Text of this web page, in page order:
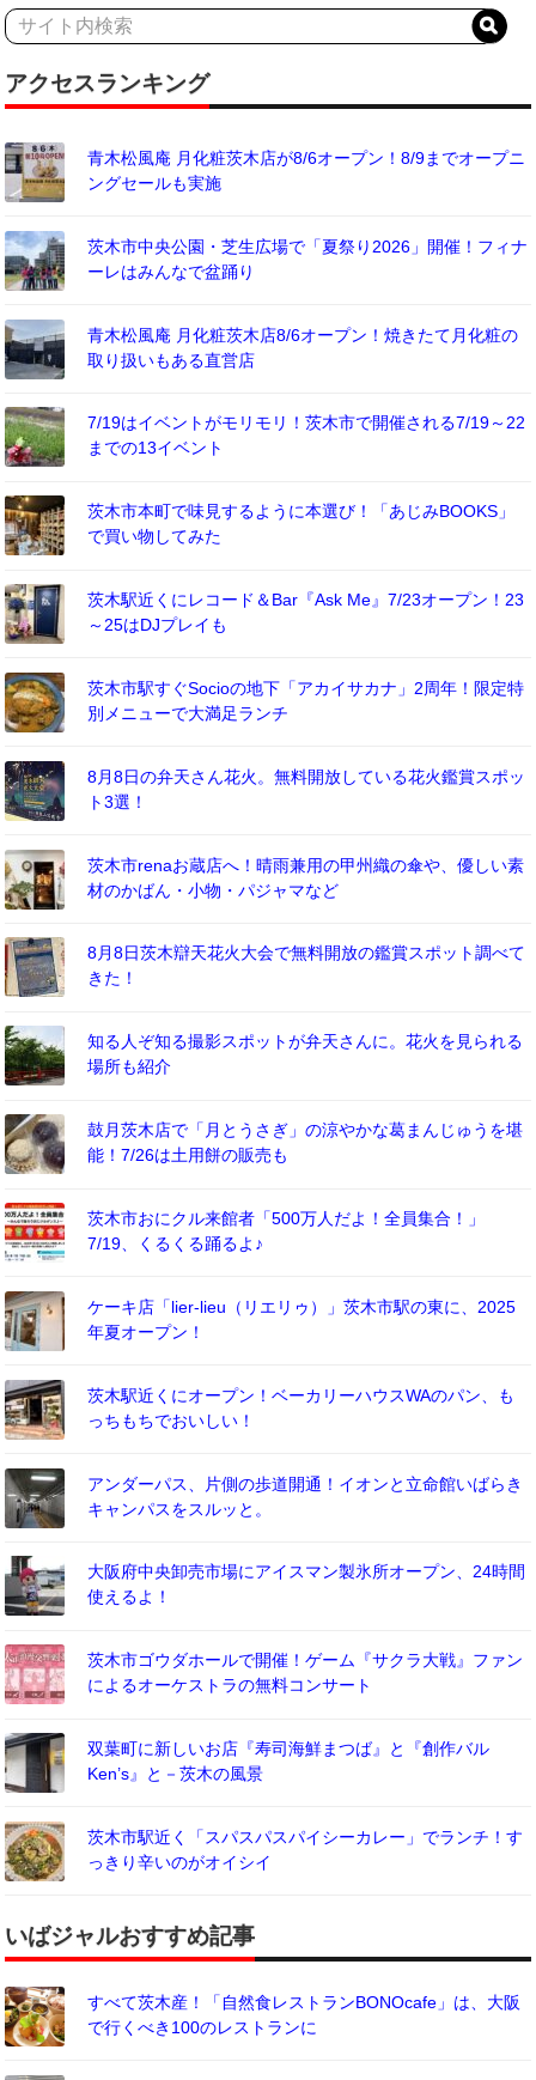
アクセスランキング
青木松風庵 月化粧茨木店が8/6オープン！8/9までオープニ
ングセールも実施
茨木市中央公園・芝生広場で「夏祭り2026」開催！フィナ
ーレはみんなで盆踊り
青木松風庵 月化粧茨木店8/6オープン！焼きたて月化粧の
取り扱いもある直営店
7/19はイベントがモリモリ！茨木市で開催される7/19～22
までの13イベント
茨木市本町で味見するように本選び！「あじみBOOKS」
で買い物してみた
茨木駅近くにレコード＆Bar『Ask Me』7/23オープン！23
～25はDJプレイも
茨木市駅すぐSocioの地下「アカイサカナ」2周年！限定特
別メニューで大満足ランチ
8月8日の弁天さん花火。無料開放している花火鑑賞スポッ
ト3選！
茨木市renaお蔵店へ！晴雨兼用の甲州織の傘や、優しい素
材のかばん・小物・パジャマなど
8月8日茨木辯天花火大会で無料開放の鑑賞スポット調べて
きた！
知る人ぞ知る撮影スポットが弁天さんに。花火を見られる
場所も紹介
鼓月茨木店で「月とうさぎ」の涼やかな葛まんじゅうを堪
能！7/26は土用餅の販売も
茨木市おにクル来館者「500万人だよ！全員集合！」
7/19、くるくる踊るよ♪
ケーキ店「lier-lieu（リエリゥ）」茨木市駅の東に、2025
年夏オープン！
茨木駅近くにオープン！ベーカリーハウスWAのパン、も
っちもちでおいしい！
アンダーパス、片側の歩道開通！イオンと立命館いばらき
キャンパスをスルッと。
大阪府中央卸売市場にアイスマン製氷所オープン、24時間
使えるよ！
茨木市ゴウダホールで開催！ゲーム『サクラ大戦』ファン
によるオーケストラの無料コンサート
双葉町に新しいお店『寿司海鮮まつば』と『創作バル
Ken’s』と－茨木の風景
茨木市駅近く「スパスパスパイシーカレー」でランチ！す
っきり辛いのがオイシイ
いばジャルおすすめ記事
すべて茨木産！「自然食レストランBONOcafe」は、大阪
で行くべき100のレストランに